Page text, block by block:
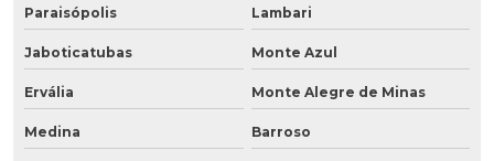
Paraisópolis Lambari
Jaboticatubas Monte Azul
Ervália Monte Alegre de Minas
Medina Barroso